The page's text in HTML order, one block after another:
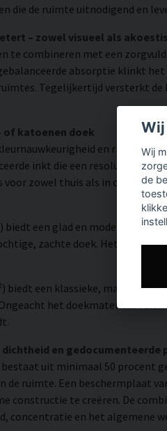
die de ruimte uitnodigend en
– zowel visueel als
te combineren met een
absorptie klinkt
Tegelijkertijd versterkt
of katoenen doek
en rijk aan
inkt die een resolutie tot
voor zowel thuis als in openbare
biedt een glad en modern
zachte doek. Het
biedt een klassieke, matte
het doekmateriaal
en gedocumenteerde
bestaat uit minimaal 50 procent
de ruimte. Een beschermplaat
constructie te creëren. De
concentratie en het algemene
Wij
Wij
de